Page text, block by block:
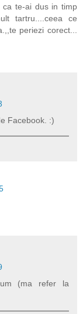
ca te-ai dus in timp
tartru....ceea ce
periezi corect...
Facebook. :)
(ma refer la